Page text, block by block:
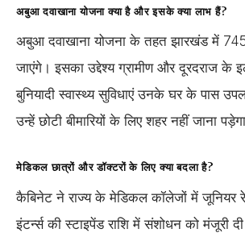
अबुआ दवाखाना योजना क्या है और इसके क्या लाभ हैं?
अबुआ दवाखाना योजना के तहत झारखंड में
जाएंगे। इसका उद्देश्य ग्रामीण और दूरदराज के
बुनियादी स्वास्थ्य सुविधाएं उनके घर के पास
उन्हें छोटी बीमारियों के लिए शहर नहीं जाना
मेडिकल छात्रों और डॉक्टरों के लिए क्या बदला है?
कैबिनेट ने राज्य के मेडिकल कॉलेजों में जूनियर
इंटर्न्स की स्टाइपेंड राशि में संशोधन को मंजूरी